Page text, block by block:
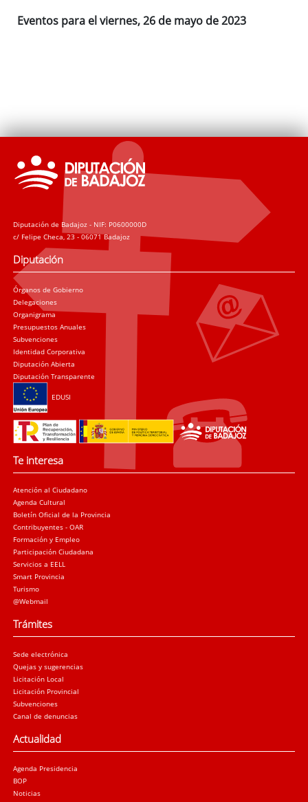
Eventos para el viernes, 26 de mayo de 2023
Diputación de Badajoz - NIF: P0600000D
c/ Felipe Checa, 23 - 06071 Badajoz
Diputación
Órganos de Gobierno
Delegaciones
Organigrama
Presupuestos Anuales
Subvenciones
Identidad Corporativa
Diputación Abierta
Diputación Transparente
EDUSI
Te interesa
Atención al Ciudadano
Agenda Cultural
Boletín Oficial de la Provincia
Contribuyentes - OAR
Formación y Empleo
Participación Ciudadana
Servicios a EELL
Smart Provincia
Turismo
@Webmail
Trámites
Sede electrónica
Quejas y sugerencias
Licitación Local
Licitación Provincial
Subvenciones
Canal de denuncias
Actualidad
Agenda Presidencia
BOP
Noticias